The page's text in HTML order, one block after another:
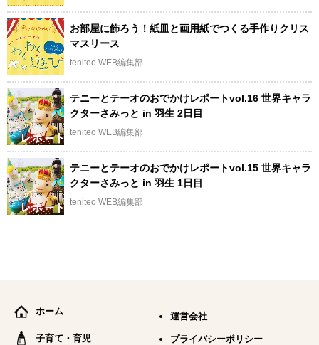
お部屋に飾ろう！紙皿と画用紙でつくる手作りクリス
マスリース
teniteo WEB編集部
テニーとテーオのおでかけレポートvol.16 世界キャラ
クターさみっと in 羽生 2日目
teniteo WEB編集部
テニーとテーオのおでかけレポートvol.15 世界キャラ
クターさみっと in 羽生 1日目
teniteo WEB編集部
ホーム
子育て・育児
運営会社
プライバシーポリシー